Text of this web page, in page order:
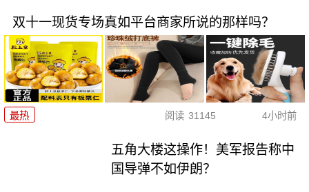
双十一现货专场真如平台商家所说的那样吗？
最热 阅读 31145 4小时前
五角大楼这操作！美军报告称中
国导弹不如伊朗？